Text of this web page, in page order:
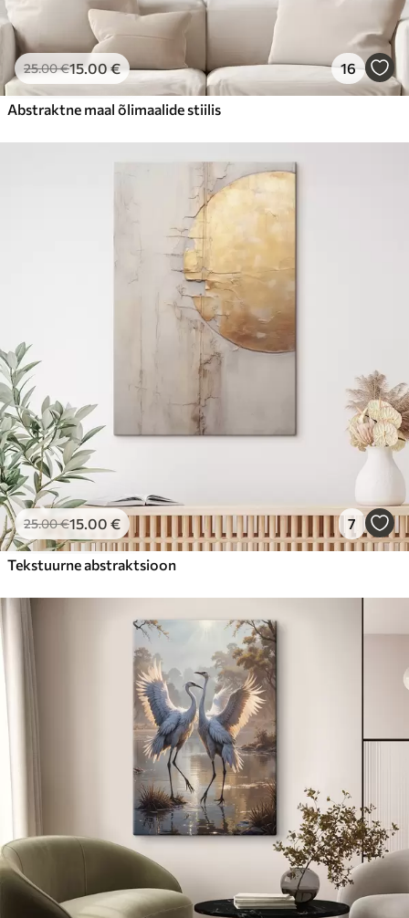
25.00€15.00€ 16
Abstraktne maal õlimaalide stiilis
25.00€15.00 € 7
Tekstuurne abstraktsioon